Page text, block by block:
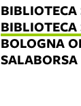
BOLOGNA